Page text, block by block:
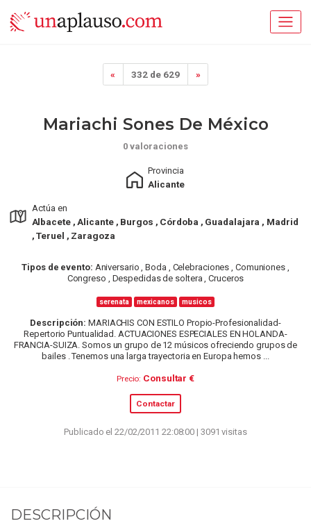
« 332 de 629 »
Mariachi Sones De México
0 valoraciones
Provincia
Alicante
Actúa en
Albacete , Alicante , Burgos , Córdoba , Guadalajara , Madrid
, Teruel , Zaragoza
Tipos de evento: Aniversario , Boda , Celebraciones , Comuniones ,
Congreso , Despedidas de soltera , Cruceros
serenata mexicanos musicos
Descripción: MARIACHIS CON ESTILO Propio-Profesionalidad-
Repertorio Puntualidad. ACTUACIONES ESPECIALES EN HOLANDA-
FRANCIA-SUIZA. Somos un grupo de 12 músicos ofreciendo grupos de
bailes . Tenemos una larga trayectoria en Europa hemos ...
Precio: Consultar €
Contactar
Publicado el 22/02/2011 22:08:00 | 3091 visitas
DESCRIPCIÓN